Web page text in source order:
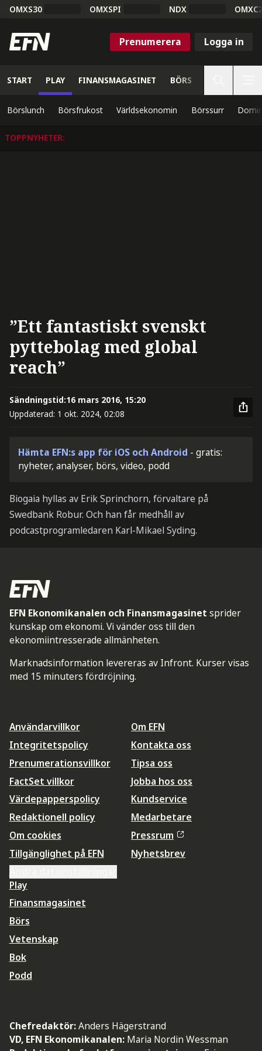
OMXS30 OMXSPI NDX
Prenumerera Logga in
START PLAY FINANSMAGASINET BÖRS
Börslunch Börsfrukost Världsekonomin Börssurr
TOPPNYHETER:
”Ett fantastiskt svenskt
pyttebolag med global
reach”
Sändningstid:16 mars 2016, 15:20
Uppdaterad: 1 okt. 2024, 02:08
Hämta EFN:s app för iOS och Android - gratis:
nyheter, analyser, börs, video, podd
Biogaia hyllas av Erik Sprinchorn, förvaltare på
Swedbank Robur. Och han får medhåll av
podcastprogramledaren Karl-Mikael Syding.
EFN Ekonomikanalen och Finansmagasinet sprider
kunskap om ekonomi. Vi vänder oss till den
ekonomiintresserade allmänheten.
Marknadsinformation levereras av Infront. Kurser visas
med 15 minuters fördröjning.
Användarvillkor
Integritetspolicy
Prenumerationsvillkor
FactSet villkor
Värdepapperspolicy
Redaktionell policy
Om cookies
Tillgänglighet på EFN
Om EFN
Kontakta oss
Tipsa oss
Jobba hos oss
Kundservice
Medarbetare
Pressrum
Nyhetsbrev
Play
Finansmagasinet
Börs
Vetenskap
Bok
Podd
Chefredaktör:Anders Hägerstrand
VD, EFN Ekonomikanalen: Maria Nordin Wessman